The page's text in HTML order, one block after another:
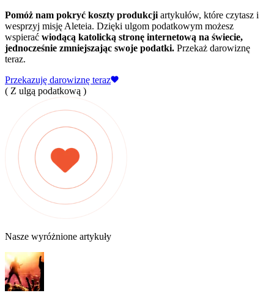
Pomóż nam pokryć koszty produkcji artykułów, które czytasz i
wesprzyj misję Aleteia. Dzięki ulgom podatkowym możesz
wspierać wiodącą katolicką stronę internetową na świecie,
jednocześnie zmniejszając swoje podatki. Przekaż darowiznę
teraz.
Przekazuję darowiznę teraz
( Z ulgą podatkową )
Nasze wyróżnione artykuły